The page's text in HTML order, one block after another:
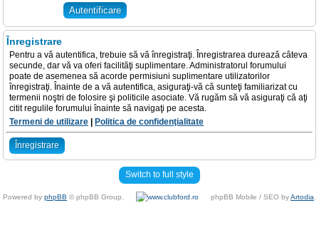
Înregistrare
Pentru a vă autentifica, trebuie să vă înregistraţi. Înregistrarea durează câteva
secunde, dar vă va oferi facilităţi suplimentare. Administratorul forumului
poate de asemenea să acorde permisiuni suplimentare utilizatorilor
înregistraţi. Înainte de a vă autentifica, asiguraţi-vă că sunteţi familiarizat cu
termenii noştri de folosire şi politicile asociate. Vă rugăm să vă asiguraţi că aţi
citit regulile forumului înainte să navigaţi pe acesta.
Termeni de utilizare
Politica de confidenţialitate
Înregistrare
Switch to full style
Powered by phpBB © phpBB Group. phpBB Mobile / SEO byArtodia